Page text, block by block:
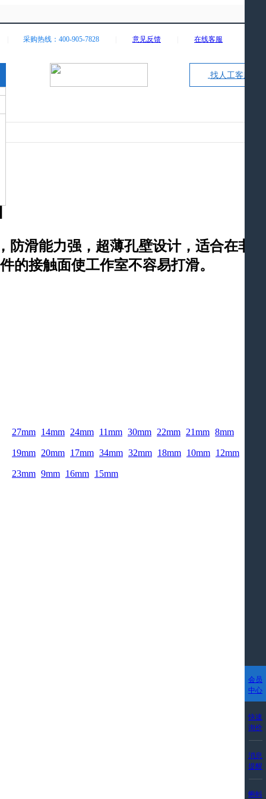
采购热线：400-905-7828 意见反馈 在线客服
找人工客服
滑能力强，超薄孔壁设计，适合在非
的接触面使工作室不容易打滑。
27mm 14mm 24mm 11mm 30mm 22mm 21mm 8mm
19mm 20mm 17mm 34mm 32mm 18mm 10mm 12mm
23mm 9mm 16mm 15mm
会员
中心
快速
询价
消息
提醒
蝌蚪